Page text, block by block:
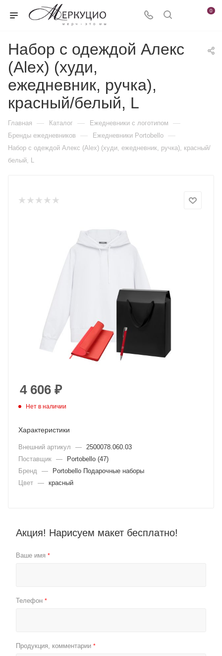
0
Набор с одеждой Алекс
(Alex) (худи,
ежедневник, ручка),
красный/белый, L
Главная — Каталог — Ежедневники c логотипом —
Бренды ежедневников — Ежедневники Portobello —
Набор с одеждой Алекс (Alex) (худи, ежедневник, ручка), красный/
белый, L
4 606 ₽
Нет в наличии
Характеристики
Внешний артикул —
2500078.060.03
Поставщик —
Portobello (47)
Бренд
—
Portobello Подарочные наборы
Цвет — красный
Акция! Нарисуем макет бесплатно!
Ваше имя *
Телефон *
Продукция, комментарии *